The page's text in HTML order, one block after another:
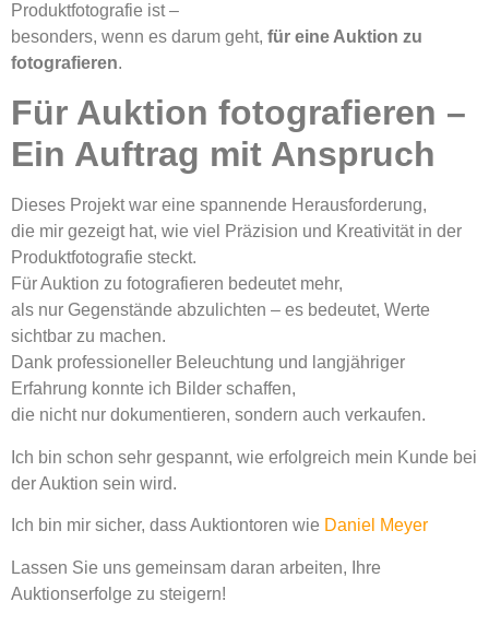
Produktfotografie ist –
besonders, wenn es darum geht, für eine Auktion zu
fotografieren.
Für Auktion fotografieren –
Ein Auftrag mit Anspruch
Dieses Projekt war eine spannende Herausforderung,
die mir gezeigt hat, wie viel Präzision und Kreativität in der
Produktfotografie steckt.
Für Auktion zu fotografieren bedeutet mehr,
als nur Gegenstände abzulichten – es bedeutet, Werte
sichtbar zu machen.
Dank professioneller Beleuchtung und langjähriger
Erfahrung konnte ich Bilder schaffen,
die nicht nur dokumentieren, sondern auch verkaufen.
Ich bin schon sehr gespannt, wie erfolgreich mein Kunde bei
der Auktion sein wird.
Ich bin mir sicher, dass Auktiontoren wie Daniel Meyer
Lassen Sie uns gemeinsam daran arbeiten, Ihre
Auktionserfolge zu steigern!